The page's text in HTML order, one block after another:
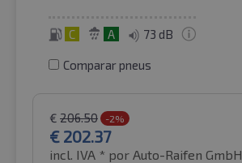
C A 73 dB
Comparar pneus
€ 206.50 -2%
€ 202.37
incl. IVA * por Auto-Raifen GmbH